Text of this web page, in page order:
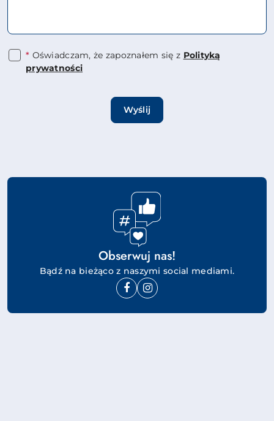
* Oświadczam, że zapoznałem się z Polityką
prywatności
Wyślij
Obserwuj nas!
Bądź na bieżąco z naszymi social mediami.